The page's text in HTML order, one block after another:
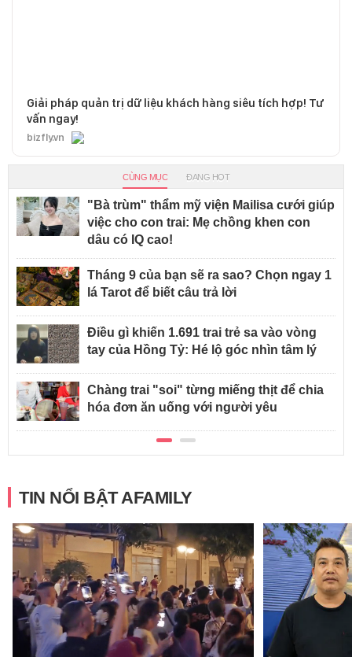
Giải pháp quản trị dữ liệu khách hàng siêu tích hợp! Tư
vấn ngay!
bizfly.vn
CÙNG MỤC ĐANG HOT
"Bà trùm" thẩm mỹ viện Mailisa cưới giúp
việc cho con trai: Mẹ chồng khen con
dâu có IQ cao!
Tháng 9 của bạn sẽ ra sao? Chọn ngay 1
lá Tarot để biết câu trả lời
Điều gì khiến 1.691 trai trẻ sa vào vòng
tay của Hồng Tỷ: Hé lộ góc nhìn tâm lý
Chàng trai "soi" từng miếng thịt để chia
hóa đơn ăn uống với người yêu
TIN NỔI BẬT AFAMILY